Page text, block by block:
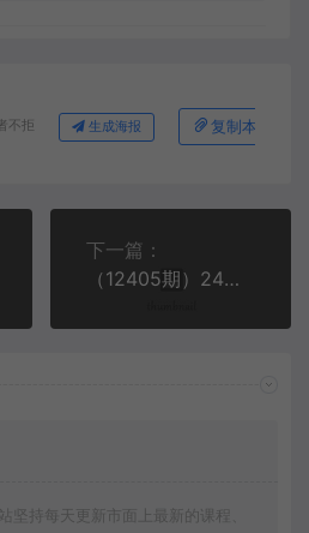
不拒 生成海报 复制本文链接
下一篇：
（12405期）24年百家号视频带货最新玩法，单人可操作多账号放大操作，单人轻松日变…
坚持每天更新市面上最新的课程、